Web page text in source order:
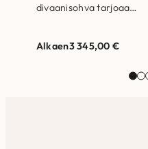
divaanisohva tarjoaa
valittavissa.
Alkaen3 345,00€